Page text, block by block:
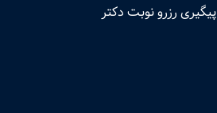
پیگیری رزرو نوبت دکتر